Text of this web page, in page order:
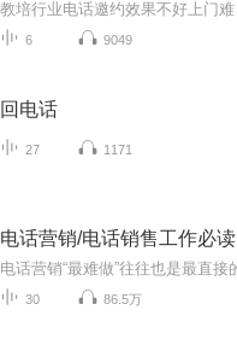
6 9049
回电话
27 1171
电话营销/电话销售工作必读
30 86.5万